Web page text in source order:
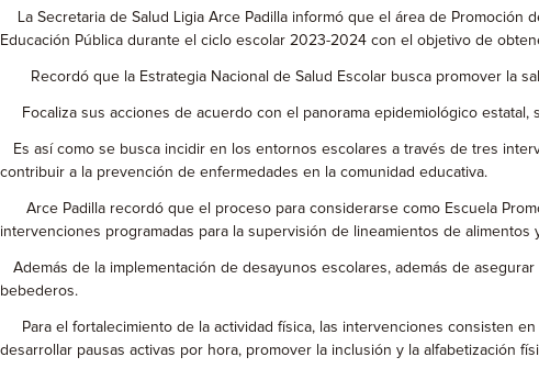
La Secretaria de Salud Ligia Arce Padilla informó que el área de Promoción
Educación Pública durante el ciclo escolar 2023-2024 con el objetivo de
Recordó que la Estrategia Nacional de Salud Escolar busca promover la
Focaliza sus acciones de acuerdo con el panorama epidemiológico estatal,
Es así como se busca incidir en los entornos escolares a través de tres
contribuir a la prevención de enfermedades en la comunidad educativa.
Arce Padilla recordó que el proceso para considerarse como Escuela
intervenciones programadas para la supervisión de lineamientos de
Además de la implementación de desayunos escolares, además de
bebederos.
Para el fortalecimiento de la actividad física, las intervenciones consisten en
desarrollar pausas activas por hora, promover la inclusión y la alfabetización